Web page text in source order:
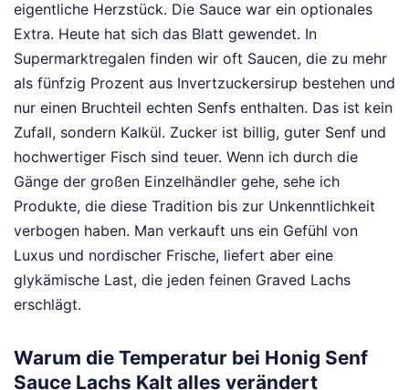
eigentliche Herzstück. Die Sauce war ein optionales
Extra. Heute hat sich das Blatt gewendet. In
Supermarktregalen finden wir oft Saucen, die zu mehr
als fünfzig Prozent aus Invertzuckersirup bestehen und
nur einen Bruchteil echten Senfs enthalten. Das ist kein
Zufall, sondern Kalkül. Zucker ist billig, guter Senf und
hochwertiger Fisch sind teuer. Wenn ich durch die
Gänge der großen Einzelhändler gehe, sehe ich
Produkte, die diese Tradition bis zur Unkenntlichkeit
verbogen haben. Man verkauft uns ein Gefühl von
Luxus und nordischer Frische, liefert aber eine
glykämische Last, die jeden feinen Graved Lachs
erschlägt.
Warum die Temperatur bei Honig Senf
Sauce Lachs Kalt alles verändert